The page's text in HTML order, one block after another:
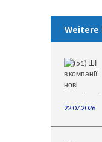
Weitere
22.07.2026